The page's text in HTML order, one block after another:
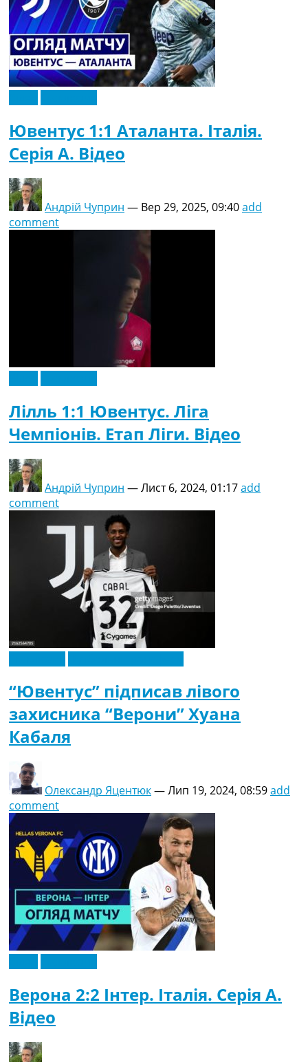
Ювентус 1:1 Аталанта. Італія.
Серія A. Відео
Андрій Чуприн — Вер 29, 2025, 09:40add
comment
Лілль 1:1 Ювентус. Ліга
Чемпіонів. Етап Ліги. Відео
Андрій Чуприн —Лист 6, 2024, 01:17add
comment
“Ювентус” підписав лівого
захисника “Верони” Хуана
Кабаля
Олександр Яцентюк—Лип 19, 2024, 08:59add
comment
Верона 2:2 Інтер. Італія. Серія A.
Відео